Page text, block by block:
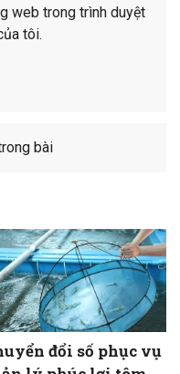
web trong trình duyệt
tôi.
bài
đổi số phục vụ